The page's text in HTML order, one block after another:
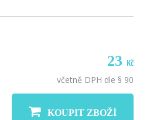
23 Kč
včetně DPH dle § 90
KOUPIT ZBOŽÍ